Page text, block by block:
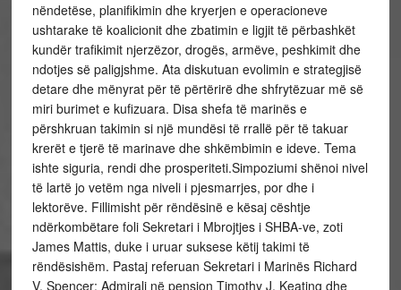
nëndetëse, planifikimin dhe kryerjen e operacioneve
ushtarake të koalicionit dhe zbatimin e ligjit të përbashkët
kundër trafikimit njerzëzor, drogës, armëve, peshkimit dhe
ndotjes së paligjshme. Ata diskutuan evolimin e strategjisë
detare dhe mënyrat për të përtërirë dhe shfrytëzuar më së
miri burimet e kufizuara. Disa shefa të marinës e
përshkruan takimin si një mundësi të rrallë për të takuar
krerët e tjerë të marinave dhe shkëmbimin e ideve. Tema
ishte siguria, rendi dhe prosperiteti.Simpoziumi shënoi nivel
të lartë jo vetëm nga niveli i pjesmarrjes, por dhe i
lektorëve. Fillimisht për rëndësinë e kësaj cështje
ndërkombëtare foli Sekretari i Mbrojtjes i SHBA-ve, zoti
James Mattis, duke i uruar suksese këtij takimi të
rëndësishëm. Pastaj referuan Sekretari i Marinës Richard
V. Spencer; Admirali në pension Timothy J. Keating dhe